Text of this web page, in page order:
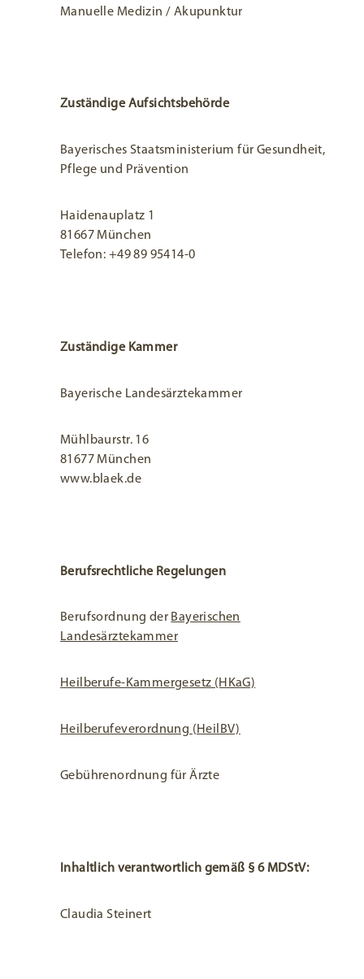
Manuelle Medizin / Akupunktur
Zuständige Aufsichtsbehörde
Bayerisches Staatsministerium für Gesundheit,
Pflege und Prävention
Haidenauplatz 1
81667 München
Telefon: +49 89 95414-0
Zuständige Kammer
Bayerische Landesärztekammer
Mühlbaurstr. 16
81677 München
www.blaek.de
Berufsrechtliche Regelungen
Berufsordnung der Bayerischen
Landesärztekammer
Heilberufe-Kammergesetz (HKaG)
Heilberufeverordnung (HeilBV)
Gebührenordnung für Ärzte
Inhaltlich verantwortlich gemäß § 6 MDStV:
Claudia Steinert